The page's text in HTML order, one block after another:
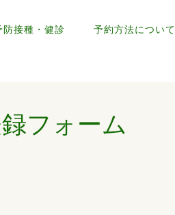
防接種・健診 予約方法について
フォーム